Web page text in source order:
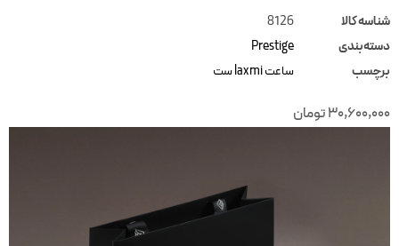
شناسه کالا
8126
دسته‌بندی
Prestige
برچسب
ساعت laxmi ست
30,600,000تومان